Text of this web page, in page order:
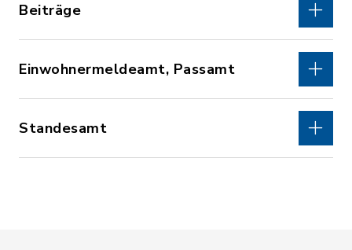
Beiträge
Einwohnermeldeamt, Passamt
Standesamt